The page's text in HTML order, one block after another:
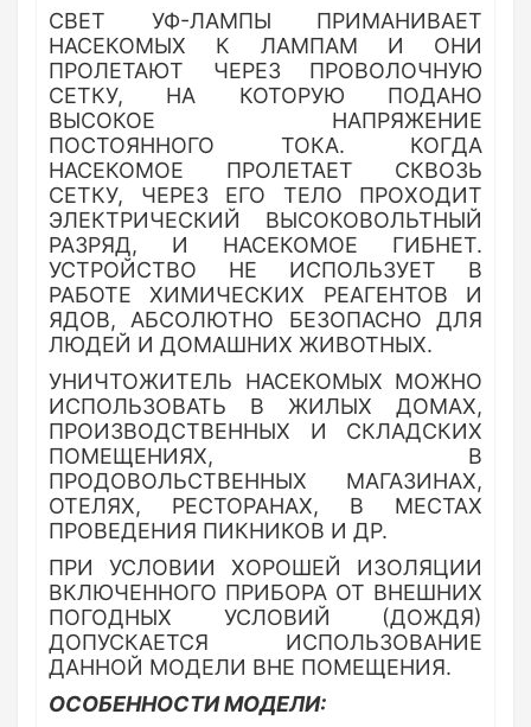
СВЕТ УФ-ЛАМПЫ ПРИМАНИВАЕТ
НАСЕКОМЫХ К ЛАМПАМ И ОНИ
ПРОЛЕТАЮТ ЧЕРЕЗ ПРОВОЛОЧНУЮ
СЕТКУ, НА КОТОРУЮ ПОДАНО
ВЫСОКОЕ НАПРЯЖЕНИЕ
ПОСТОЯННОГО ТОКА. КОГДА
НАСЕКОМОЕ ПРОЛЕТАЕТ СКВОЗЬ
СЕТКУ, ЧЕРЕЗ ЕГО ТЕЛО ПРОХОДИТ
ЭЛЕКТРИЧЕСКИЙ ВЫСОКОВОЛЬТНЫЙ
РАЗРЯД, И НАСЕКОМОЕ ГИБНЕТ.
УСТРОЙСТВО НЕ ИСПОЛЬЗУЕТ В
РАБОТЕ ХИМИЧЕСКИХ РЕАГЕНТОВ И
ЯДОВ, АБСОЛЮТНО БЕЗОПАСНО ДЛЯ
ЛЮДЕЙ И ДОМАШНИХ ЖИВОТНЫХ.
УНИЧТОЖИТЕЛЬ НАСЕКОМЫХ МОЖНО
ИСПОЛЬЗОВАТЬ В ЖИЛЫХ ДОМАХ,
ПРОИЗВОДСТВЕННЫХ И СКЛАДСКИХ
ПОМЕЩЕНИЯХ, В
ПРОДОВОЛЬСТВЕННЫХ МАГАЗИНАХ,
ОТЕЛЯХ, РЕСТОРАНАХ, В МЕСТАХ
ПРОВЕДЕНИЯ ПИКНИКОВ И ДР.
ПРИ УСЛОВИИ ХОРОШЕЙ ИЗОЛЯЦИИ
ВКЛЮЧЕННОГО ПРИБОРА ОТ ВНЕШНИХ
ПОГОДНЫХ УСЛОВИЙ (ДОЖДЯ)
ДОПУСКАЕТСЯ ИСПОЛЬЗОВАНИЕ
ДАННОЙ МОДЕЛИ ВНЕ ПОМЕЩЕНИЯ.
ОСОБЕННОСТИ МОДЕЛИ: